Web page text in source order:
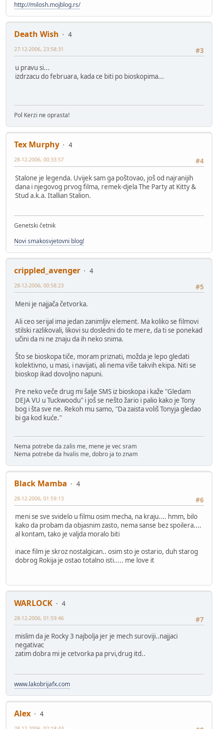
http://milosh.mojblog.rs/
Death Wish
4
#3
27-12-2006, 23:58:31
u pravu si...
izdrzacu do februara, kada ce biti po bioskopima...
Pol Kerzi ne oprasta!
Tex Murphy
4
#4
28-12-2006, 00:33:57
Stalone je legenda. Uvijek sam ga poštovao, još od najranijih
dana i njegovog prvog filma, remek-djela The Party at Kitty &
Stud a.k.a. Itallian Stalion.
Genetski četnik
Novi smakosvjetovni blog!
crippled_avenger
4
#5
28-12-2006, 00:58:23
Meni je najjača četvorka.
Ali ceo serijal ima jedan zanimljiv element. Ma koliko se filmovi
stilski razlikovali, likovi su dosledni do te mere, da ti se ponekad
učini da ni ne znaju da ih neko snima.
Što se bioskopa tiče, moram priznati, možda je lepo gledati
kolektivno, u masi, i navijati, ali nema više takvih ekipa. Niti se
bioskop ikad dovoljno napuni.
Pre neko veče drug mi šalje SMS iz bioskopa i kaže "Gledam
DEJA VU u Tuckwoodu" i još se nešto žario i palio kako je Tony
bog i šta sve ne. Rekoh mu samo, "Da zaista voliš Tonyja gledao
bi ga kod kuće."
Nema potrebe da zalis me, mene je vec sram
Nema potrebe da hvalis me, dobro ja to znam
Black Mamba
4
#6
28-12-2006, 01:59:13
meni se sve svidelo u filmu osim mecha, na kraju.... hmm, bilo
kako da probam da objasnim zasto, nema sanse bez spoilera....
al kontam, tako je valjda moralo biti
inace film je skroz nostalgican.. osim sto je ostario, duh starog
dobrog Rokija je ostao totalno isti..... me love it
WARLOCK
4
#7
28-12-2006, 01:59:46
mislim da je Rocky 3 najbolja jer je mech suroviji..najjaci
negativac
zatim dobra mi je cetvorka pa prvi,drug itd..
www.lakobrijafx.com
Alex
4